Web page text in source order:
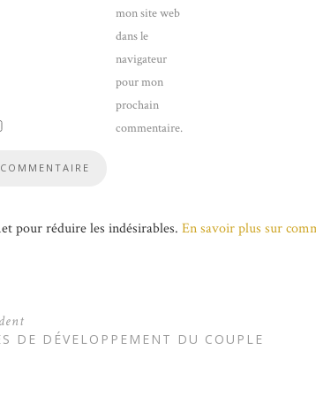
mon site web
dans le
navigateur
pour mon
prochain
commentaire.
pour réduire les indésirables.En savoir plus sur
DE DÉVELOPPEMENT DU COUPLE